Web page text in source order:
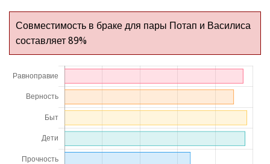
Совместимость в браке для пары Потап и Василиса
составляет 89%